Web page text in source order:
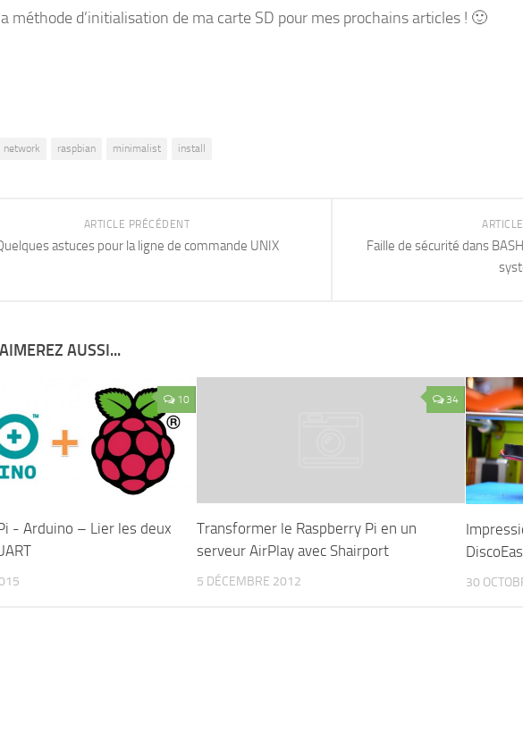
méthode d’initialisation de ma carte SD pour mes prochains articles ! 🙂
network raspbian minimalist install
Faille de sécurité dans
ARTICLE PRÉCÉDENT
astuces pour la ligne de commande UNIX
AUSSI...
10
- Arduino – Lier les deux
34
Transformer le Raspberry Pi en un
serveur AirPlay avec Shairport
5 DÉCEMBRE 2012 30